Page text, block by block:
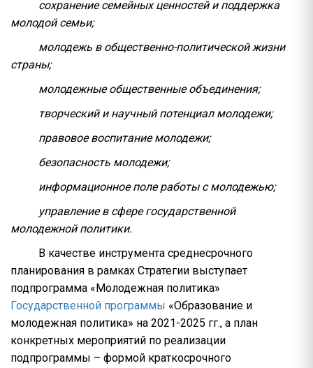
сохранение семейных ценностей и поддержка
молодой семьи;
молодежь в общественно-политической жизни
страны;
молодежные общественные объединения;
творческий и научный потенциал молодежи;
правовое воспитание молодежи;
безопасность молодежи;
информационное поле работы с молодежью;
управление в сфере государственной
молодежной политики.
В качестве инструмента среднесрочного
планирования в рамках Стратегии выступает
подпрограмма «Молодежная политика»
Государственной программы «Образование и
молодежная политика» на 2021-2025 гг., а план
конкретных мероприятий по реализации
подпрограммы – формой краткосрочного